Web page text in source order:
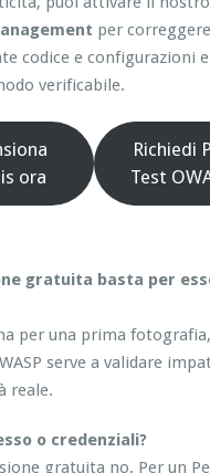
per correggere
codice e configurazioni
verificabile.
ora
Richiedi
Test
gratuita basta per
per una prima
serve a validare
reale.
o credenziali?
gratuita no. Per un